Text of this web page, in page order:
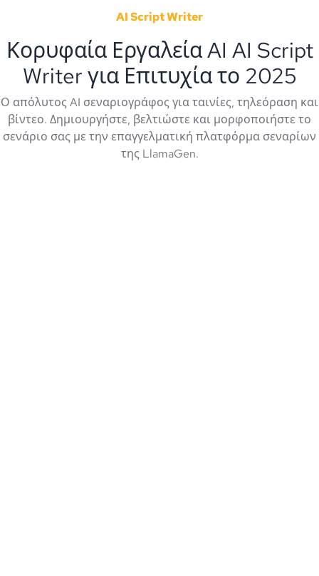
AI Script Writer
Κορυφαία Εργαλεία AI AI Script
Writer για Επιτυχία το 2025
Ο απόλυτος AI σεναριογράφος για ταινίες, τηλεόραση και
βίντεο. Δημιουργήστε, βελτιώστε και μορφοποιήστε το
σενάριο σας με την επαγγελματική πλατφόρμα σεναρίων
της LlamaGen.